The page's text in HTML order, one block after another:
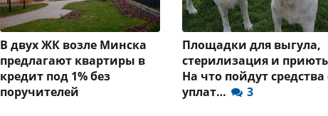
В двух ЖК возле Минска
предлагают квартиры в
кредит под 1% без
поручителей
Площадки для выгула,
стерилизация и
На что пойдут средства
уплат…
3